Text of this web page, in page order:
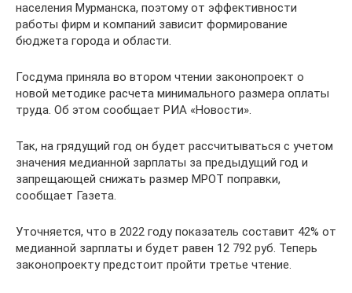
населения Мурманска, поэтому от эффективности
работы фирм и компаний зависит формирование
бюджета города и области.
Госдума приняла во втором чтении законопроект о
новой методике расчета минимального размера оплаты
труда. Об этом сообщает РИА «Новости».
Так, на грядущий год он будет рассчитываться с учетом
значения медианной зарплаты за предыдущий год и
запрещающей снижать размер МРОТ поправки,
сообщает Газета.
Уточняется, что в 2022 году показатель составит 42% от
медианной зарплаты и будет равен 12 792 руб. Теперь
законопроекту предстоит пройти третье чтение.